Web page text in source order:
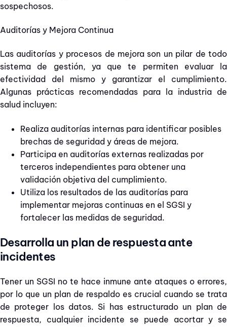
sospechosos.
Auditorías y Mejora Continua
Las auditorías y procesos de mejora son un pilar de todo
sistema de gestión, ya que te permiten evaluar la
efectividad del mismo y garantizar el cumplimiento.
Algunas prácticas recomendadas para la industria de
salud incluyen:
Realiza auditorías internas para identificar posibles
brechas de seguridad y áreas de mejora.
Participa en auditorías externas realizadas por
terceros independientes para obtener una
validación objetiva del cumplimiento.
Utiliza los resultados de las auditorías para
implementar mejoras continuas en el SGSI y
fortalecer las medidas de seguridad.
Desarrolla un plan de respuesta ante
incidentes
Tener un SGSI no te hace inmune ante ataques o errores,
por lo que un plan de respaldo es crucial cuando se trata
de proteger los datos. Si has estructurado un plan de
respuesta, cualquier incidente se puede acortar y se